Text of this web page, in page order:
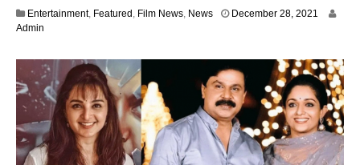
Entertainment, Featured , Film News, News December 28, 2021
m
b
e
r
2
8
,
Admin